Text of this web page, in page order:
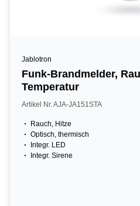
Jablotron
Funk-Brandmelder,
Temperatur
Artikel Nr. AJA-JA151STA
Rauch, Hitze
Optisch, thermisch
Integr. LED
Integr. Sirene